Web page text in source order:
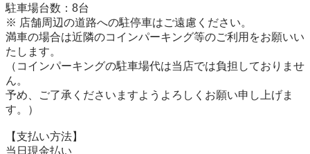
駐車場台数：8台
※ 店舗周辺の道路への駐停車はご遠慮ください。
満車の場合は近隣のコインパーキング等のご利用をお願いい
たします。
（コインパーキングの駐車場代は当店では負担しておりませ
ん。
予め、ご了承くださいますようよろしくお願い申し上げま
す。）
【⽀払い⽅法】
当日現金払い